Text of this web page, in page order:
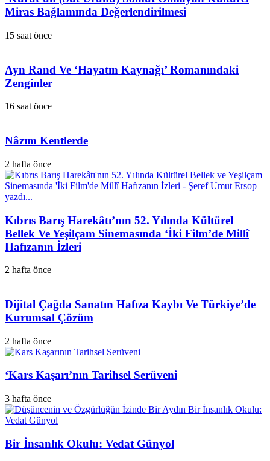
Miras Bağlamında Değerlendirilmesi
15 saat önce
Ayn Rand Ve ‘Hayatın Kaynağı’ Romanındaki
Zenginler
16 saat önce
Nâzım Kentlerde
2 hafta önce
Kıbrıs Barış Harekâtı’nın 52. Yılında Kültürel
Bellek Ve Yeşilçam Sinemasında ‘İki Film’de Millî
Hafızanın İzleri
2 hafta önce
Dijital Çağda Sanatın Hafıza Kaybı Ve Türkiye’de
Kurumsal Çözüm
2 hafta önce
‘Kars Kaşarı’nın Tarihsel Serüveni
3 hafta önce
Bir İnsanlık Okulu: Vedat Günyol